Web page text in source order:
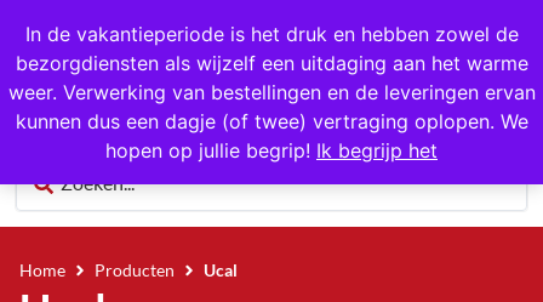
In de vakantieperiode is het druk en hebben zowel de
bezorgdiensten als wijzelf een uitdaging aan het warme
weer. Verwerking van bestellingen en de leveringen ervan
kunnen dus een dagje (of twee) vertraging oplopen. We
hopen op jullie begrip! Ik begrijp het
1000+ producten op voorraad
0
Home Producten Ucal